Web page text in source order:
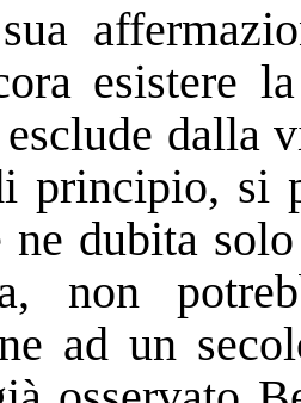
esistere
dalla
principio, si
ne dubita
non
ad un